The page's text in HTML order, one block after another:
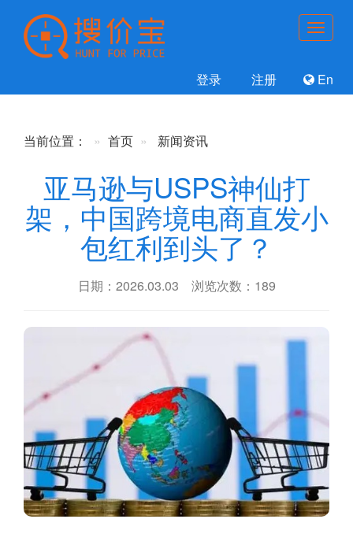
登录 注册 En
当前位置： 首页 新闻资讯
亚马逊与USPS神仙打
架，中国跨境电商直发小
包红利到头了？
日期：2026.03.03 浏览次数：189